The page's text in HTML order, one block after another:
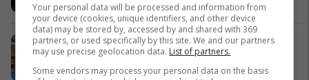
Këtë verë, zgjidh FAFA-n
Fafa Resort
Your personal data will be processed and information from
your device (cookies, unique identifiers, and other device
data) may be stored by, accessed by and shared with 369
partners, or used specifically by this site. We and our partners
may use precise geolocation data. List of partners.
Some vendors may process your personal data on the basis